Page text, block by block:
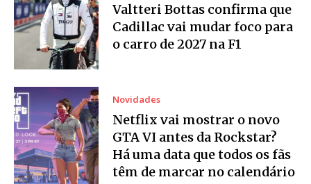
Valtteri Bottas confirma que
Cadillac vai mudar foco para
o carro de 2027 na F1
Novidades
Netflix vai mostrar o novo
GTA VI antes da Rockstar?
Há uma data que todos os fãs
têm de marcar no calendário